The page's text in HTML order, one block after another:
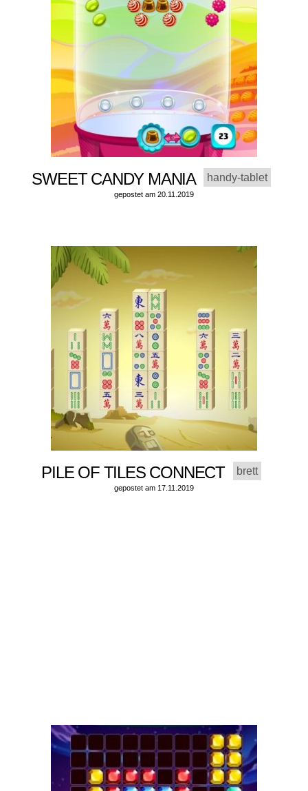
SWEET CANDY MANIA handy-tablet
gepostet am 20.11.2019
PILE OF TILES CONNECT brett
gepostet am 17.11.2019